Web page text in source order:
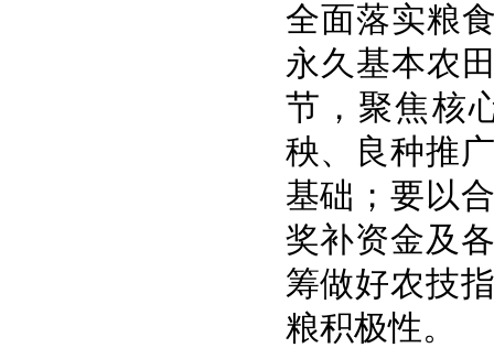
全面落实粮
永久基本农
节，聚焦核
秧、良种推
基础；要以
奖补资金及
筹做好农技
粮积极性。